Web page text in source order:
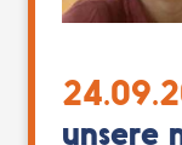
unsere